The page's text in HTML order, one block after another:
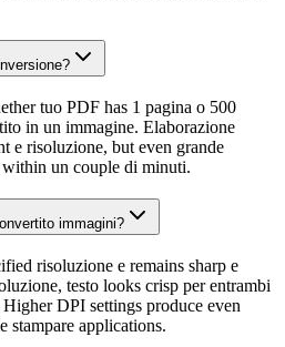
tuo PDF has 1 pagina o 500
in un immagine. Elaborazione
e risoluzione, but even grande
un couple di minuti.
immagini?
risoluzione e remains sharp e
testo looks crisp per entrambi
DPI settings produce even
stampare applications.